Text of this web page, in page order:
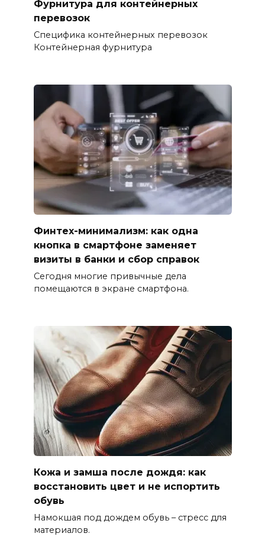
Фурнитура для контейнерных
перевозок
Специфика контейнерных перевозок
Контейнерная фурнитура
Финтех-минимализм: как одна
кнопка в смартфоне заменяет
визиты в банки и сбор справок
Сегодня многие привычные дела
помещаются в экране смартфона.
Кожа и замша после дождя: как
восстановить цвет и не испортить
обувь
Намокшая под дождем обувь – стресс для
материалов.